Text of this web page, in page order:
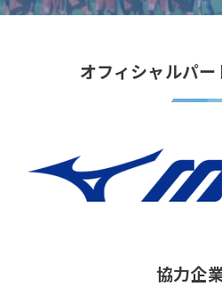
オフィシャルパ
協力企